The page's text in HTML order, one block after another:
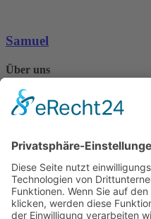
Samuel
Über uns
Seit 1986 kümmert sich das
Umgebung e.V. um
Kontaktiere uns
07531 / 79547
info@tierschutzheim.de